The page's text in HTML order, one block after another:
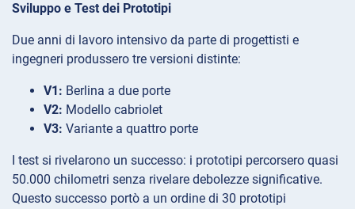
Sviluppo e Test dei Prototipi
Due anni di lavoro intensivo da parte di progettisti e
ingegneri produssero tre versioni distinte:
V1: Berlina a due porte
V2: Modello cabriolet
V3: Variante a quattro porte
I test si rivelarono un successo: i prototipi percorsero quasi
50.000 chilometri senza rivelare debolezze significative.
Questo successo portò a un ordine di 30 prototipi